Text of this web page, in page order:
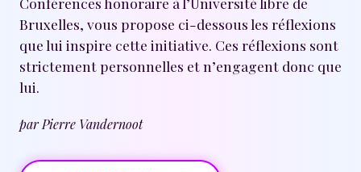
Bruxelles, vous propose ci-dessous les réflexions
que lui inspire cette initiative. Ces réflexions sont
strictement personnelles et n’engagent donc que
lui.
par Pierre Vandernoot